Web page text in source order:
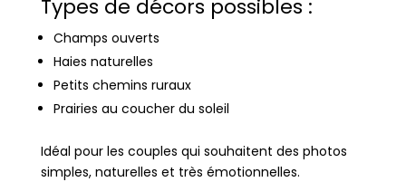
Types de décors possibles :
Champs ouverts
Haies naturelles
Petits chemins ruraux
Prairies au coucher du soleil
Idéal pour les couples qui souhaitent des photos
simples, naturelles et très émotionnelles.